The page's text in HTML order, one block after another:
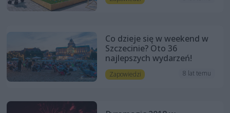
Co dzieje się w weekend w
Szczecinie? Oto 36
najlepszych wydarzeń!
Zapowiedzi 8 lat temu